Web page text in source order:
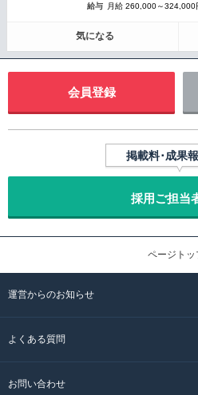
給与
月給 260,000～324,000
気になる
会員登録
掲載料･成果
採用ご担当
ページトッ
運営からのお知らせ
よくある質問
お問い合わせ